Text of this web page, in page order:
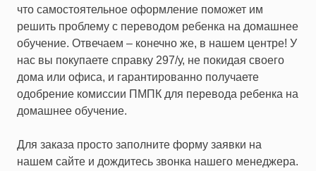
что самостоятельное оформление поможет им
решить проблему с переводом ребенка на домашнее
обучение. Отвечаем – конечно же, в нашем центре! У
нас вы покупаете справку 297/у, не покидая своего
дома или офиса, и гарантированно получаете
одобрение комиссии ПМПК для перевода ребенка на
домашнее обучение.
Для заказа просто заполните форму заявки на
нашем сайте и дождитесь звонка нашего менеджера.